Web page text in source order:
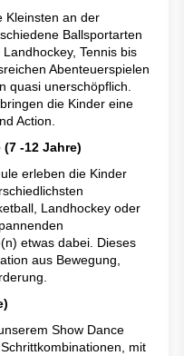
Kleinsten an der
Ballsportarten
Tennis bis
Abenteuerspielen
quasi unerschöpflich.
die Kinder eine
Action.
-12 Jahre)
erleben die Kinder
Landhockey oder
etwas dabei. Dieses
aus Bewegung,
Show Dance
mit